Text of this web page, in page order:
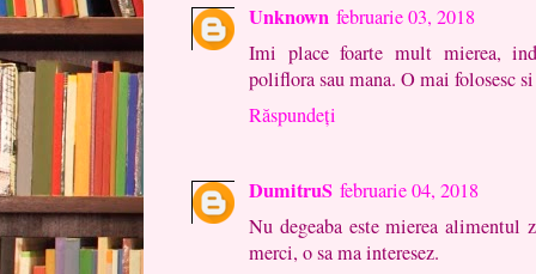
Unknown februarie 03, 2018
Imi place foarte mult mierea,
poliflora sau mana. O mai folosesc
Răspundeți
DumitruS februarie 04, 2018
Nu degeaba este mierea alimentul
merci, o sa ma interesez.